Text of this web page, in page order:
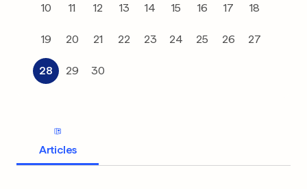
10 11 12 13 14 15 16 17 18
19 20 21 22 23 24 25 26 27
28 29 30
Articles